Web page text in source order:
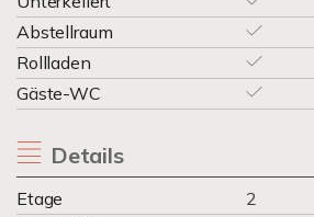
Abstellraum
Rollladen
Gäste-WC
Details
Etage
2